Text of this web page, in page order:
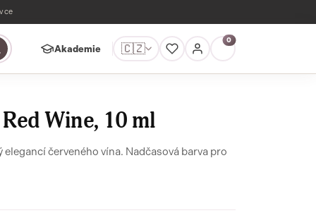
Akademie 🇨🇿
0
Wine, 10 ml
červeného vína. Nadčasová barva pro